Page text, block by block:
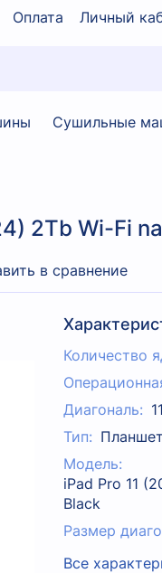
Оплата Личный
Сушильные
2Tb Wi-Fi
в сравнение
Количество
Диагональ:
Тип: Планшет
Модель:
iPad Pro 11
Black
Размер
Все